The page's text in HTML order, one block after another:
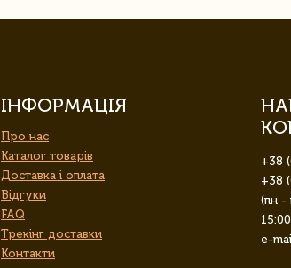
ІНФОРМАЦІЯ
Про нас
Каталог товарів
Доставка і оплата
Відгуки
FAQ
Трекінг доставки
Контакти
+38
+38
(пн -
e-